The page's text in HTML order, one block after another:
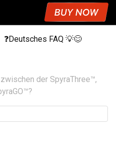
❓Deutsches FAQ 💡😊
der SpyraThree™,